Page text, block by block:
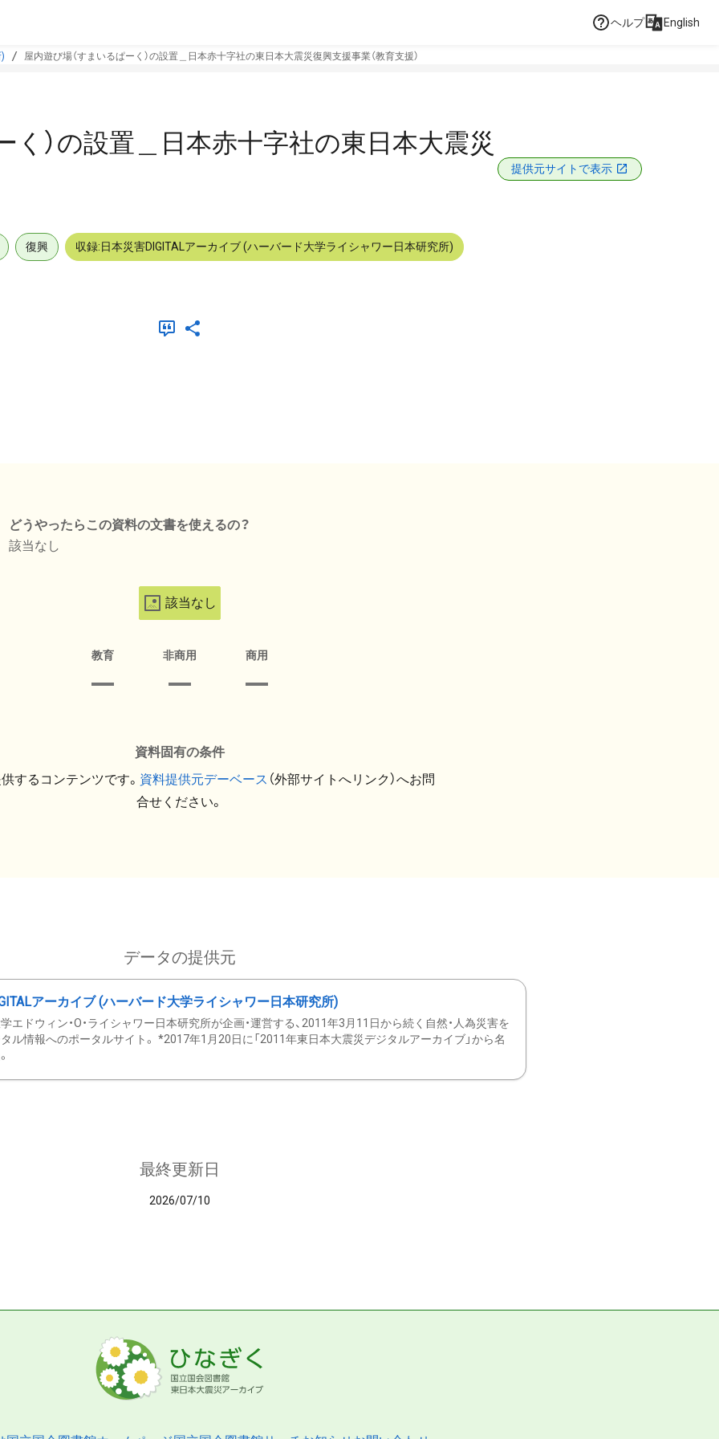
ヘルプ English
屋内遊び場（すまいるぱーく）の設置＿日本赤十字社の東日本大震災復興支援事業（教育支援）
く）の設置＿日本赤十字社の東日本大震災
提供元サイトで表示
復興 収録:日本災害DIGITALアーカイブ (ハーバード大学ライシャワー日本研究所)
どうやったらこの資料の文書を使えるの？
該当なし
該当なし
教育 非商用 商用
資料固有の条件
するコンテンツです。 資料提供元デーベース （外部サイトへリンク）へお問
合せください。
データの提供元
アーカイブ (ハーバード大学ライシャワー日本研究所)
エドウィン・O・ライシャワー日本研究所が企画・運営する、2011年3月11日から続く自然・人為災害を
ル情報へのポータルサイト。 *2017年1月20日に「2011年東日本大震災デジタルアーカイブ」から名
最終更新日
2026/07/10